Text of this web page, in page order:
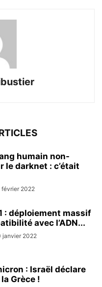
humain non-
le darknet : c’était
février 2022
: déploiement massif
avec l’ADN...
janvier 2022
: Israël déclare
Grèce !